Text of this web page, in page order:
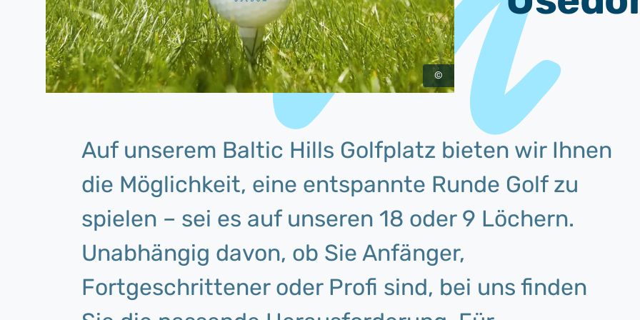
©
Auf unserem Baltic Hills Golfplatz bieten wir Ihnen
die Möglichkeit, eine entspannte Runde Golf zu
spielen – sei es auf unseren 18 oder 9 Löchern.
Unabhängig davon, ob Sie Anfänger,
Fortgeschrittener oder Profi sind, bei uns finden